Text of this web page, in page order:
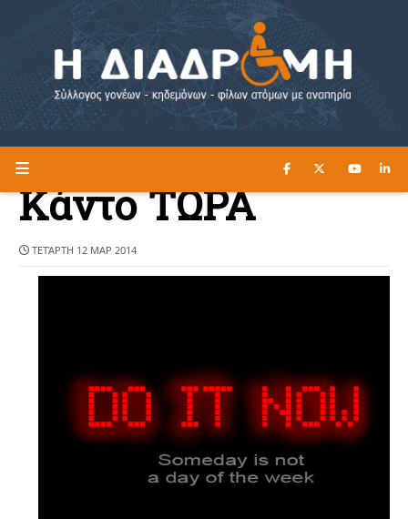
Η ΔΙΑΔΡΟΜΗ ΔΙΑΒΑΣΤΕ ΕΔΩ ►
Κάντο ΤΩΡΑ
ΤΕΤΆΡΤΗ 12 ΜΑΡ 2014